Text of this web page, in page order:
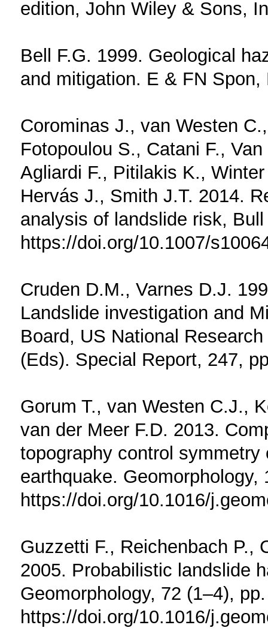
edition, John Wiley & Sons,
Bell F.G. 1999. Geological
and mitigation. E & FN Spon,
Corominas J., van Westen
Fotopoulou S., Catani F.,
Agliardi F., Pitilakis K.,
Hervás J., Smith J.T. 2014.
analysis of landslide risk,
https://doi.org/10.1007/
Cruden D.M., Varnes D.J.
Landslide investigation and
Board, US National
(Eds). Special Report, 247,
Gorum T., van Westen C.J.,
van der Meer F.D. 2013.
topography control
earthquake. Geomorphology,
https://doi.org/10.1016/
Guzzetti F., Reichenbach P.,
2005. Probabilistic landslide
Geomorphology, 72 (1–4),
https://doi.org/10.1016/